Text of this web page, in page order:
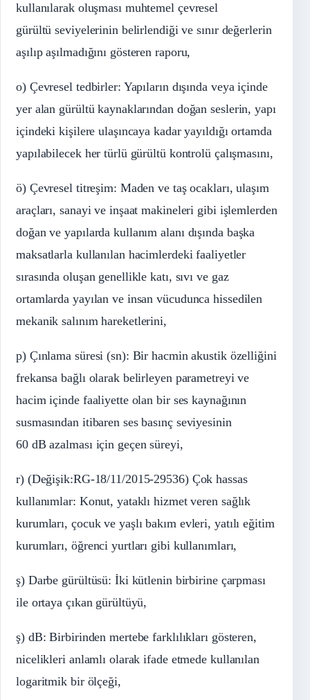
kullanılarak oluşması muhtemel çevresel
gürültü seviyelerinin belirlendiği ve sınır değerlerin
aşılıp aşılmadığını gösteren raporu,
o) Çevresel tedbirler: Yapıların dışında veya içinde
yer alan gürültü kaynaklarından doğan seslerin, yapı
içindeki kişilere ulaşıncaya kadar yayıldığı ortamda
yapılabilecek her türlü gürültü kontrolü çalışmasını,
ö) Çevresel titreşim: Maden ve taş ocakları, ulaşım
araçları, sanayi ve inşaat makineleri gibi işlemlerden
doğan ve yapılarda kullanım alanı dışında başka
maksatlarla kullanılan hacimlerdeki faaliyetler
sırasında oluşan genellikle katı, sıvı ve gaz
ortamlarda yayılan ve insan vücudunca hissedilen
mekanik salınım hareketlerini,
p) Çınlama süresi (sn): Bir hacmin akustik özelliğini
frekansa bağlı olarak belirleyen parametreyi ve
hacim içinde faaliyette olan bir ses kaynağının
susmasından itibaren ses basınç seviyesinin
60 dB azalması için geçen süreyi,
r) (Değişik:RG-18/11/2015-29536) Çok hassas
kullanımlar: Konut, yataklı hizmet veren sağlık
kurumları, çocuk ve yaşlı bakım evleri, yatılı eğitim
kurumları, öğrenci yurtları gibi kullanımları,
ş) Darbe gürültüsü: İki kütlenin birbirine çarpması
ile ortaya çıkan gürültüyü,
ş) dB: Birbirinden mertebe farklılıkları gösteren,
nicelikleri anlamlı olarak ifade etmede kullanılan
logaritmik bir ölçeği,